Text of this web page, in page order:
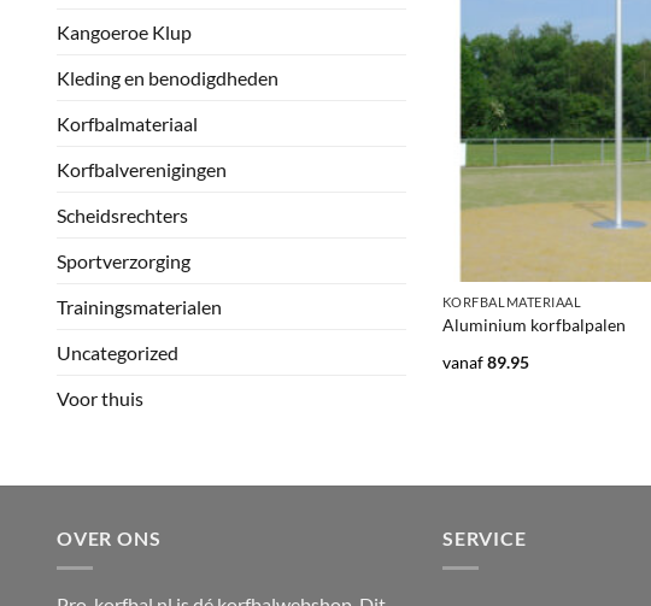
Kangoeroe Klup
Kleding en benodigdheden
Korfbalmateriaal
Korfbalverenigingen
Scheidsrechters
Sportverzorging
Trainingsmaterialen
Uncategorized
Voor thuis
KORFBALMATERIAAL
Aluminium korfbalpalen
vanaf89.95
OVER ONS SERVICE